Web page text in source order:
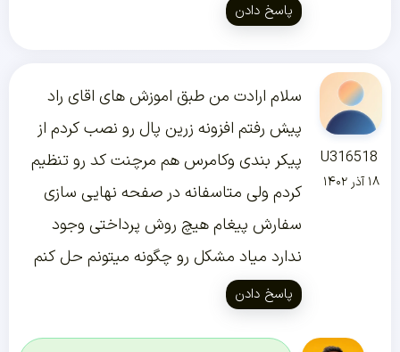
پاسخ دادن
U316518
۱۸ آذر ۱۴۰۲
سلام ارادت من طبق اموزش های اقای راد
پیش رفتم افزونه زرین پال رو نصب کردم از
پیکر بندی وکامرس هم مرچنت کد رو تنظیم
کردم ولی متاسفانه در صفحه نهایی سازی
سفارش پیغام هیچ روش پرداختی وجود
ندارد میاد مشکل رو چگونه میتونم حل کنم
پاسخ دادن